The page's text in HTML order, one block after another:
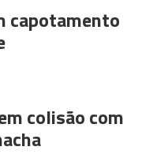
capotamento
colisão com